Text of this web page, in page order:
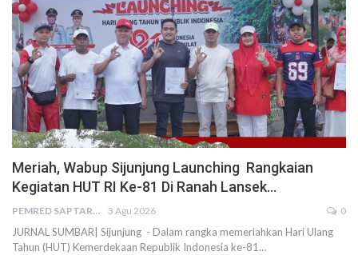
Meriah, Wabup Sijunjung Launching Rangkaian
Kegiatan HUT RI Ke-81 Di Ranah Lansek…
PEMRED SAPTARIUS 3 Agu 2026 0
JURNAL SUMBAR| Sijunjung - Dalam rangka memeriahkan Hari Ulang
Tahun (HUT) Kemerdekaan Republik Indonesia ke-81…